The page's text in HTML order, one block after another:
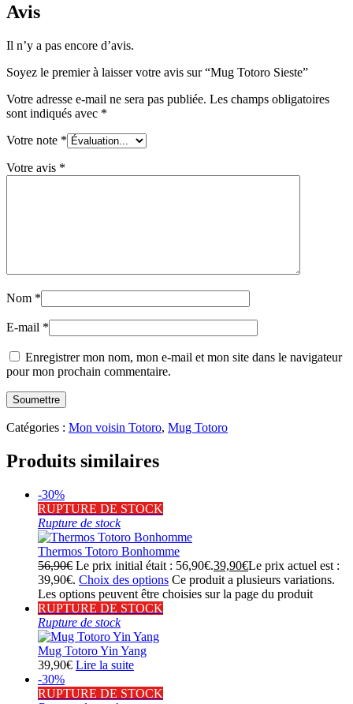
Avis
Il n’y a pas encore d’avis.
Soyez le premier à laisser votre avis sur “Mug Totoro Sieste”
Votre adresse e-mail ne sera pas publiée. Les champs obligatoires
sont indiqués avec *
Votre note *
Votre avis *
Nom *
E-mail *
Enregistrer mon nom, mon e-mail et mon site dans le navigateur
pour mon prochain commentaire.
Catégories : Mon voisin Totoro, Mug Totoro
Produits similaires
-30%
RUPTURE DE STOCK
Rupture de stock
Thermos Totoro Bonhomme
56,90€ Le prix initial était : 56,90€.39,90€Le prix actuel est :
39,90€. Choix des options Ce produit a plusieurs variations.
Les options peuvent être choisies sur la page du produit
RUPTURE DE STOCK
Rupture de stock
Mug Totoro Yin Yang
39,90€ Lire la suite
-30%
RUPTURE DE STOCK